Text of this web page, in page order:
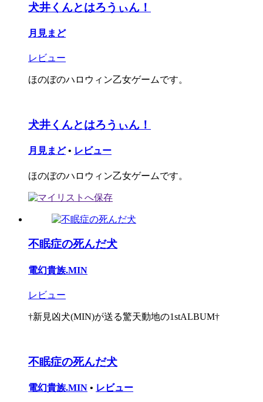
犬井くんとはろうぃん！
月見まど
レビュー
ほのぼのハロウィン乙女ゲームです。
犬井くんとはろうぃん！
月見まど • レビュー
ほのぼのハロウィン乙女ゲームです。
不眠症の死んだ犬
電幻貴族.MIN
レビュー
†新見凶犬(MIN)が送る驚天動地の1stALBUM†
不眠症の死んだ犬
電幻貴族.MIN • レビュー